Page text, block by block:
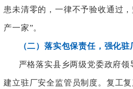
患未清零的，一律不予验收通过
产一家”。
（二）落实包保责任，强化驻
严格落实县乡两级党委政府
建立驻厂安全监管员制度。复工